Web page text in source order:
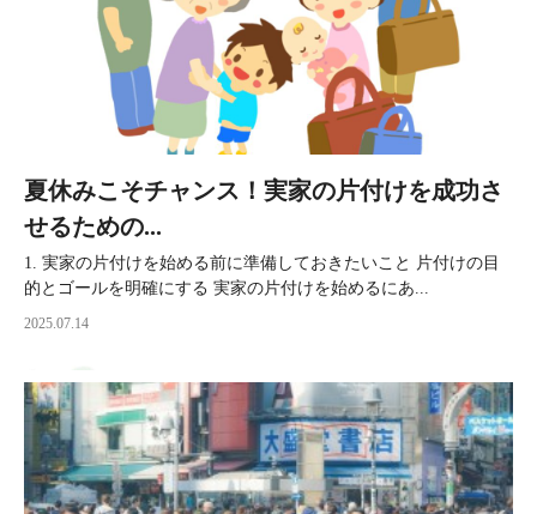
夏休みこそチャンス！実家の片付けを成功さ
せるための...
1. 実家の片付けを始める前に準備しておきたいこと 片付けの目
的とゴールを明確にする 実家の片付けを始めるにあ...
2025.07.14